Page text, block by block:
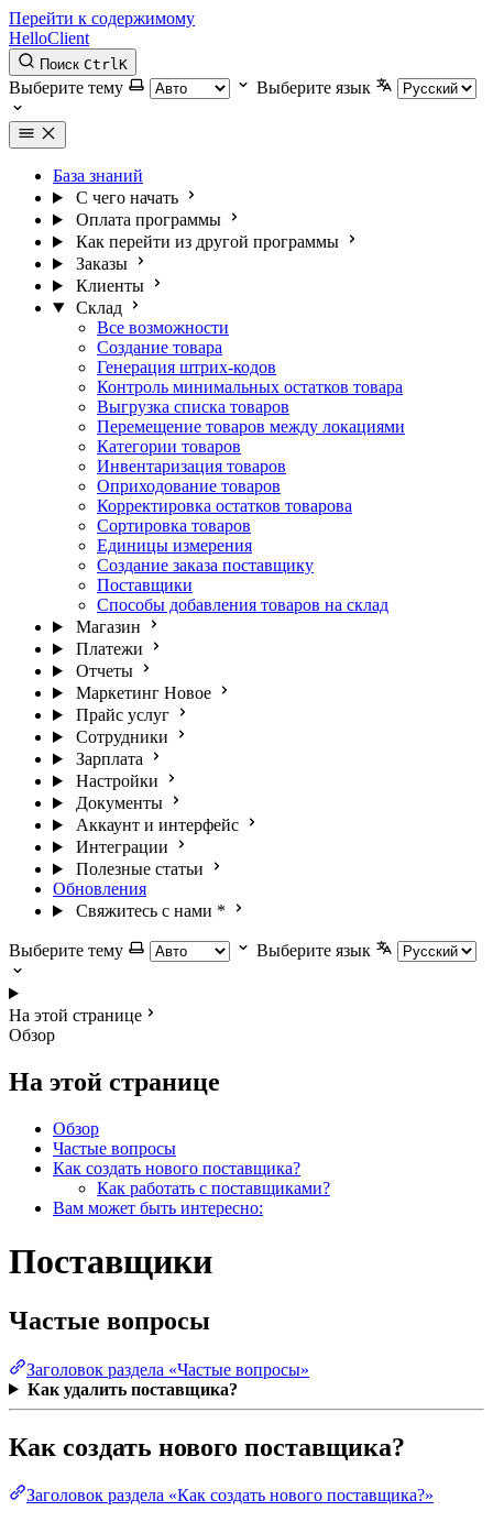
Перейти к содержимому
HelloClient
Поиск CtrlK
Выберите тему Выберите язык
База знаний
С чего начать
Оплата программы
Как перейти из другой программы
Заказы
Клиенты
Склад
Все возможности
Создание товара
Генерация штрих-кодов
Контроль минимальных остатков товара
Выгрузка списка товаров
Перемещение товаров между локациями
Категории товаров
Инвентаризация товаров
Оприходование товаров
Корректировка остатков товарова
Сортировка товаров
Единицы измерения
Создание заказа поставщику
Поставщики
Способы добавления товаров на склад
Магазин
Платежи
Отчеты
Маркетинг Новое
Прайс услуг
Сотрудники
Зарплата
Настройки
Документы
Аккаунт и интерфейс
Интеграции
Полезные статьи
Обновления
Свяжитесь с нами *
Выберите тему Выберите язык
На этой странице
Обзор
На этой странице
Обзор
Частые вопросы
Как создать нового поставщика?
Как работать с поставщиками?
Вам может быть интересно:
Поставщики
Частые вопросы
Заголовок раздела «Частые вопросы»
Как удалить поставщика?
Как создать нового поставщика?
Заголовок раздела «Как создать нового поставщика?»